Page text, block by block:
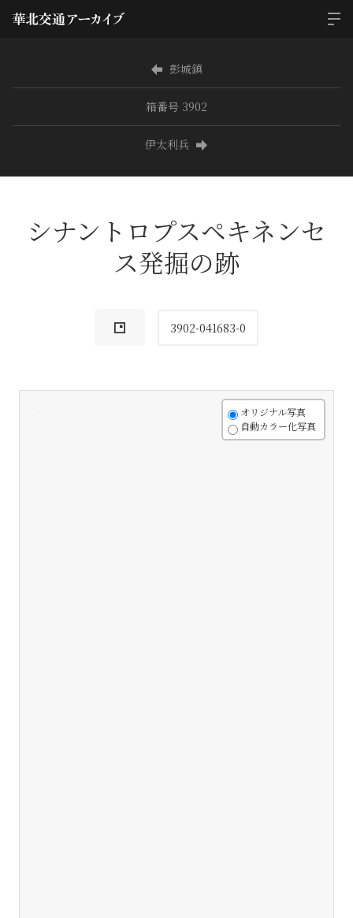
彭城鎮
箱番号 3902
伊太利兵
シナントロプスペキネンセ
ス発掘の跡
3902-041683-0
オリジナル写真
自動カラー化写真